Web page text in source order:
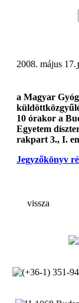
2008. május 17.
a Magyar
10 órakor a
Egyetem
rakpart 3., I.
Jegyzőkönyv
vissza